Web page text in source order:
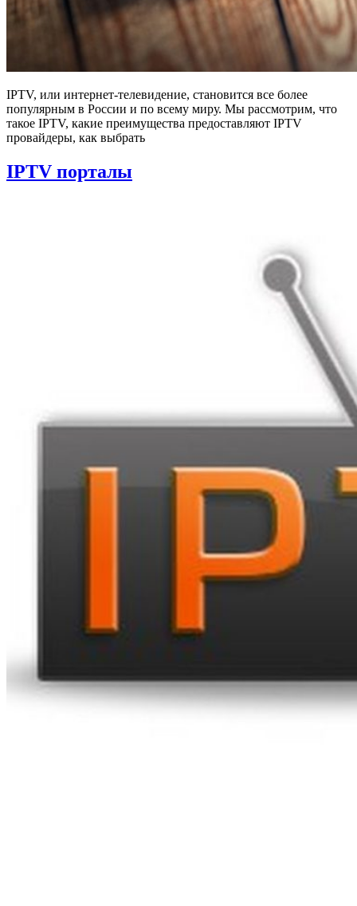
IPTV, или интернет-телевидение, становится все более
популярным в России и по всему миру. Мы рассмотрим, что
такое IPTV, какие преимущества предоставляют IPTV
провайдеры, как выбрать
IPTV порталы